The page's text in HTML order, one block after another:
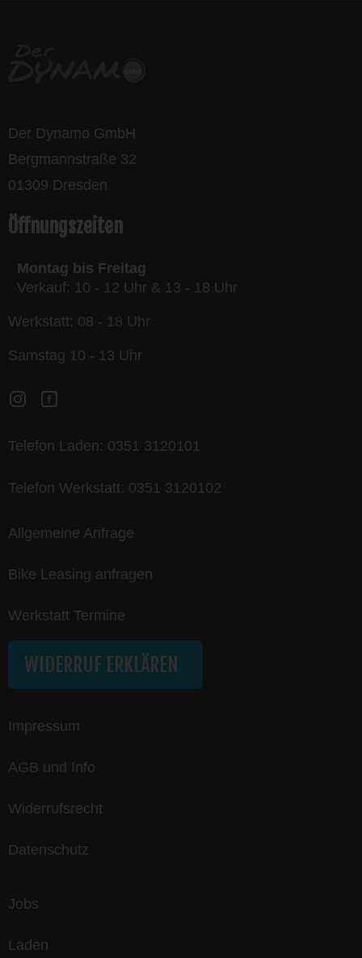
Der Dynamo GmbH
Bergmannstraße 32
01309 Dresden
Öffnungszeiten
Montag bis Freitag
Verkauf: 10 - 12 Uhr & 13 - 18 Uhr
Werkstatt: 08 - 18 Uhr
Samstag 10 - 13 Uhr
Telefon Laden: 0351 3120101
Telefon Werkstatt: 0351 3120102
Allgemeine Anfrage
Bike Leasing anfragen
Werkstatt Termine
WIDERRUF ERKLÄREN
Impressum
AGB und Info
Widerrufsrecht
Datenschutz
Jobs
Laden